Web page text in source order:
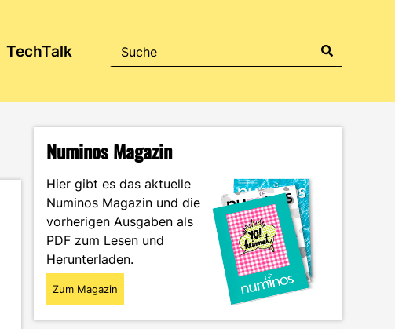
TechTalk
Numinos Magazin
Hier gibt es das aktuelle
Numinos Magazin und die
vorherigen Ausgaben als
PDF zum Lesen und
Herunterladen.
Zum Magazin